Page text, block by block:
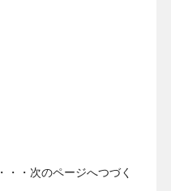
・・・次のページへつづく